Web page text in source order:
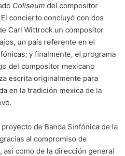
Coliseum del compositor
concierto concluyó con dos
Carl Wittrock un compositor
un país referente en el
y finalmente, el programa
del compositor mexicano
escrita originalmente para
en la tradición mexica de la
de Banda Sinfónica de la
al compromiso de
así como de la dirección general